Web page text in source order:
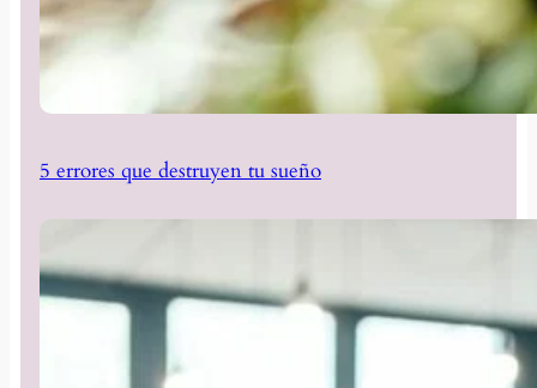
5 errores que destruyen tu sueño